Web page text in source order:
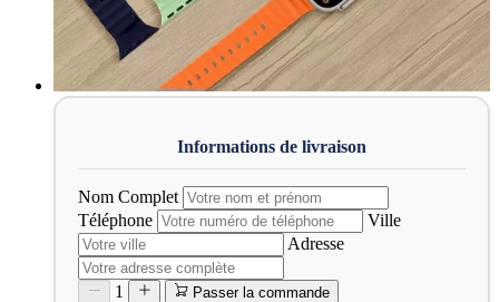
Nom Complet
Téléphone
Ville
Adresse
1 Passer la commande